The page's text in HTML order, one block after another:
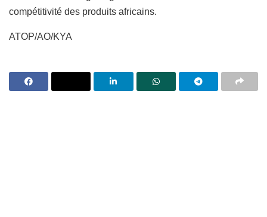
compétitivité des produits africains.
ATOP/AO/KYA